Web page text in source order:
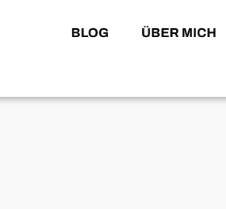
BLOG ÜBER MICH